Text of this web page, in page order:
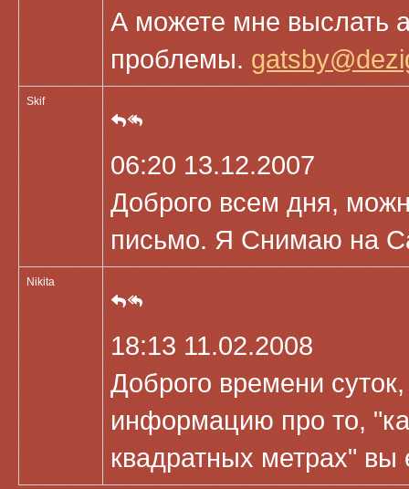
А можете мне выслать
проблемы.
Skif
06:20 13.12.2007
Доброго всем дня,
письмо. Я Снимаю на
Nikita
18:13 11.02.2008
Доброго времени
информацию про то,
квадратных метрах"